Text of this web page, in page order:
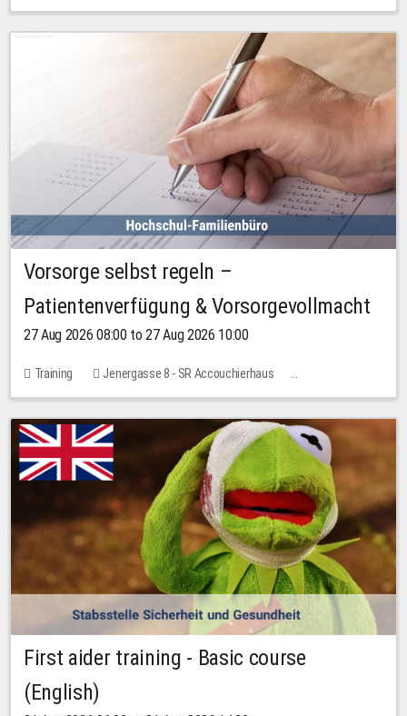
11 places
Vorsorge selbst regeln –
Patientenverfügung & Vorsorgevollmacht
27 Aug 2026 08:00 to 27 Aug 2026 10:00
Training
Jenergasse 8 - SR Accouchierhaus
No free places
First aider training - Basic course
(English)